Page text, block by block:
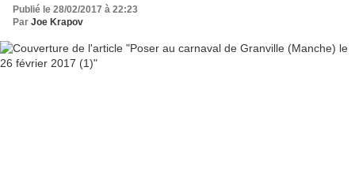
Publié le 28/02/2017 à 22:23
Par Joe Krapov